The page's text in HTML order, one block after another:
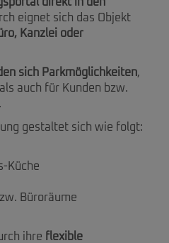
eignet sich das Objekt
Kanzlei oder
sich Parkmöglichkeiten,
auch für Kunden bzw.
gestaltet sich wie folgt:
Küche
Büroräume
ihre flexible